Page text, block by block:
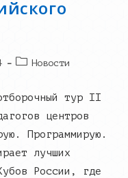
PostНовости
тур II
центров
Программирую.
лучших
России, где